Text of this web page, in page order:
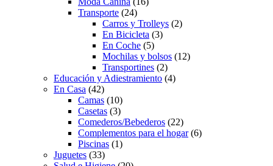
Transporte (24)
Carros y Trolleys (2)
En Bicicleta (3)
En Coche (5)
Mochilas y bolsos (12)
Transportines (2)
Educación y Adiestramiento (4)
En Casa (42)
Camas (10)
Casetas (3)
Comederos/Bebederos (22)
Complementos para el hogar (6)
Piscinas (1)
Juguetes (33)